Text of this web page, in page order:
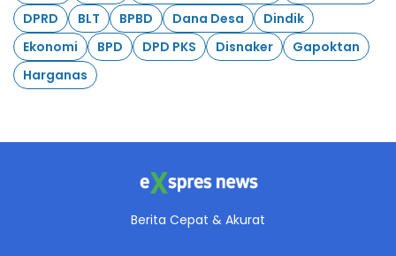
DPRD
BLT BPBD Dana Desa
Dindik
Ekonomi
BPD DPD PKS Disnaker
Gapoktan
Harganas
Berita Cepat & Akurat